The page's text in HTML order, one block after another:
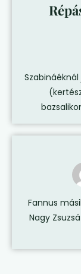
Fannus
Nagy